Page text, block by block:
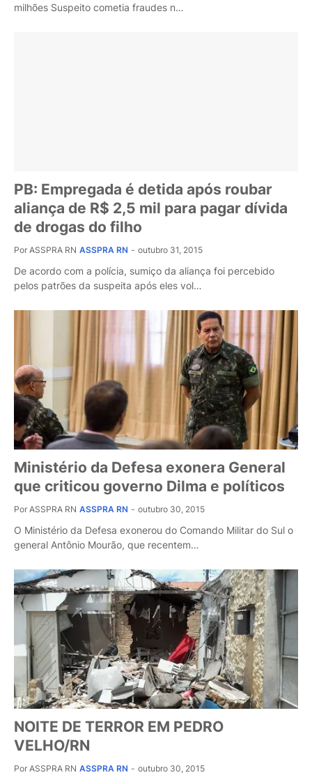
milhões Suspeito cometia fraudes n…
PB: Empregada é detida após roubar
aliança de R$ 2,5 mil para pagar dívida
de drogas do filho
Por ASSPRA RN ASSPRA RN - outubro 31, 2015
De acordo com a polícia, sumiço da aliança foi percebido
pelos patrões da suspeita após eles vol…
Ministério da Defesa exonera General
que criticou governo Dilma e políticos
Por ASSPRA RN ASSPRA RN - outubro 30, 2015
O Ministério da Defesa exonerou do Comando Militar do Sul o
general Antônio Mourão, que recentem…
NOITE DE TERROR EM PEDRO
VELHO/RN
Por ASSPRA RN ASSPRA RN - outubro 30, 2015